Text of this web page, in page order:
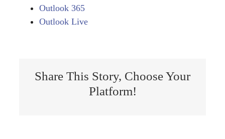
Outlook 365
Outlook Live
Share This Story, Choose Your
Platform!